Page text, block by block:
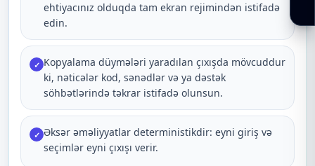
ehtiyacınız olduqda tam ekran rejimindən istifadə
edin.
✓ Kopyalama düymələri yaradılan çıxışda mövcuddur
ki, nəticələr kod, sənədlər və ya dəstək
söhbətlərində təkrar istifadə olunsun.
✓ Əksər əməliyyatlar deterministikdir: eyni giriş və
seçimlər eyni çıxışı verir.